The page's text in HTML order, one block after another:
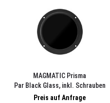
MAGMATIC Prisma
Par Black Glass, inkl. Schrauben
Preis auf Anfrage